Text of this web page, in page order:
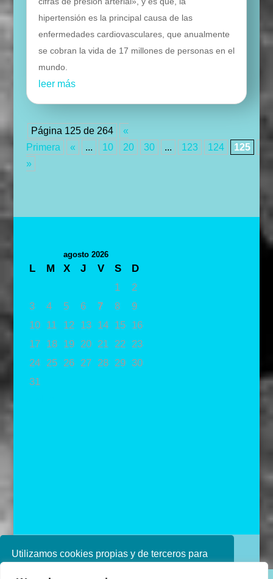
Utilizamos cookies propias y de terceros para
hipertensión es la principal causa de las
enfermedades cardiovasculares, que anualmente
se cobran la vida de 17 millones de personas en el
mundo.
leer más
Página 125 de 264
«
Primera
« ... 10 20 30 ... 123 124 125
»
agosto 2026
L M X J V S
D
1
2
3
4 5 6 7 8
9
10
11 12 13 14 15
16
17
18 19 20 21 22
23
24
25 26 27 28 29 30
31
Diseñado por Ana de Miguel